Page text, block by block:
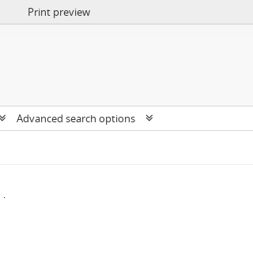
Print preview
Advanced search options